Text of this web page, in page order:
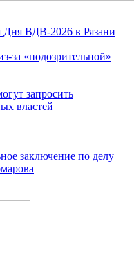
Дня ВДВ-2026 в Рязани
за «подозрительной»
запросить
властей
заключение по делу